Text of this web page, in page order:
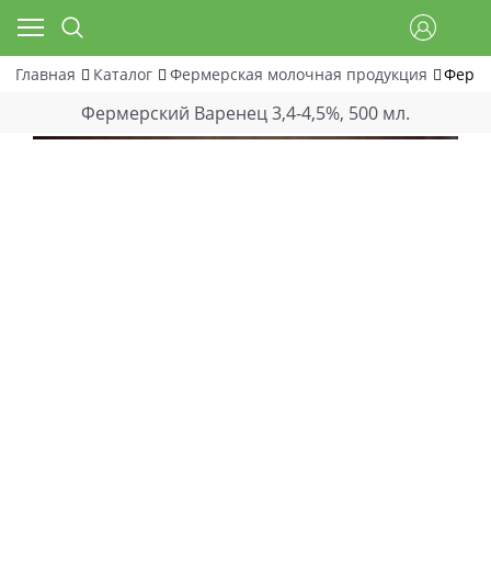
Главная Каталог Фермерская молочная продукция
Фермерский Варенец 3,4-4,5%, 500 мл.